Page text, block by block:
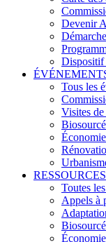
Devenir
Tous les
Visites de
RESSOURCES
Toutes
Appels à